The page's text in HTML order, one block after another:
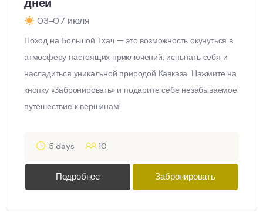
03-07 июля
Поход на Большой Тхач — это возможность окунуться в
атмосферу настоящих приключений, испытать себя и
насладиться уникальной природой Кавказа. Нажмите на
кнопку «Забронировать» и подарите себе незабываемое
путешествие к вершинам!
5 days 10
Подробнее Забронировать